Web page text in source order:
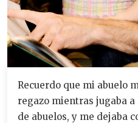
Recuerdo que mi abuelo
regazo mientras jugaba
de abuelos, y me dejaba